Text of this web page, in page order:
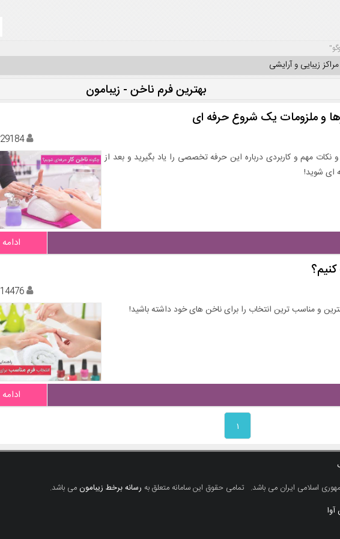
مراکز زیبایی و آرایشی
بهترین فرم ناخن - زیبامون
و ملزومات یک شروع حرفه ای
29184
مهم و کاربردی درباره این حرفه تخصصی را یاد بگیرید و بعد از
ای شوید!
ادامه
14476
و مناسب ترین انتخاب را برای ناخن های خود داشته باشید!
ادامه
۱
اسلامی ایران می باشد. تمامی حقوق این سامانه متعلق به رسانه برخط زیبامونمی باشد.
آوا